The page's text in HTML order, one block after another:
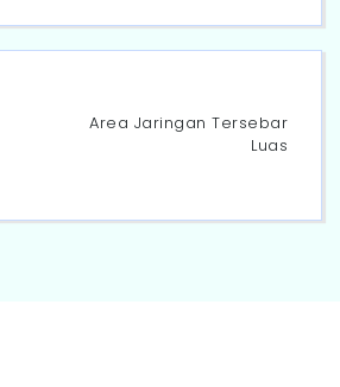
Area Jaringan Tersebar
Luas